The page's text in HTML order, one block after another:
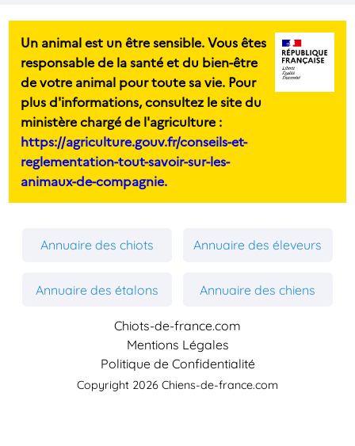
Un animal est un être sensible. Vous êtes
responsable de la santé et du bien-être
de votre animal pour toute sa vie. Pour
plus d'informations, consultez le site du
ministère chargé de l'agriculture :
https://agriculture.gouv.fr/conseils-et-
reglementation-tout-savoir-sur-les-
animaux-de-compagnie.
Annuaire des chiots Annuaire des éleveurs
Annuaire des étalons Annuaire des chiens
Chiots-de-france.com
Mentions Légales
Politique de Confidentialité
Copyright 2026 Chiens-de-france.com